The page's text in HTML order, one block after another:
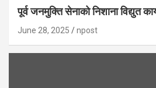
पूर्व जनमुक्ति सेनाको निशाना विद्युत
June 28, 2025 npost